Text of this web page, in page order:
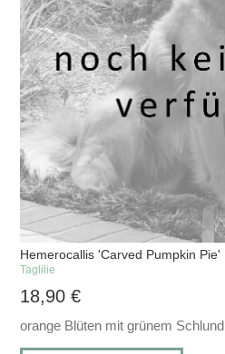
Hemerocallis 'Carved Pumpkin Pie'
Taglilie
18,90€
orange Blüten mit grünem Schlund